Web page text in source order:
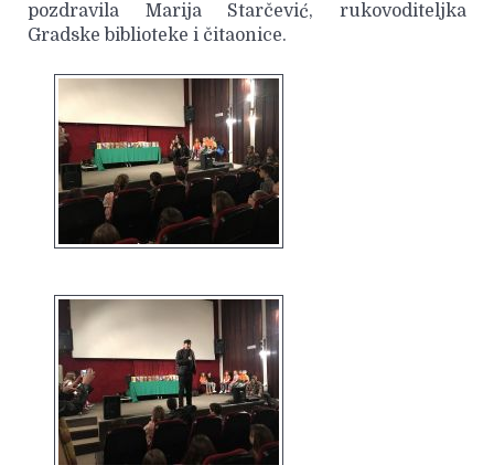
pozdravila Marija Starčević, rukovoditeljka
Gradske biblioteke i čitaonice.